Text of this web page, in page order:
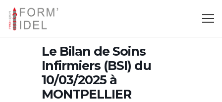
Le Bilan de Soins
Infirmiers (BSI) du
10/03/2025 à
MONTPELLIER